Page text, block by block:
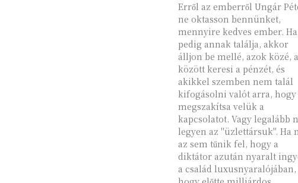
Erről az emberről Ungár
ne oktasson bennünket,
mennyire kedves ember. Ha
pedig annak találja, akkor
álljon be mellé, azok közé,
között keresi a pénzét, és
akikkel szemben nem talál
kifogásolni valót arra, hogy
megszakítsa velük a
kapcsolatot. Vagy legalább
legyen az "üzlettársuk". Ha
az sem tűnik fel, hogy a
diktátor azután nyaralt
a család luxusnyaralójában,